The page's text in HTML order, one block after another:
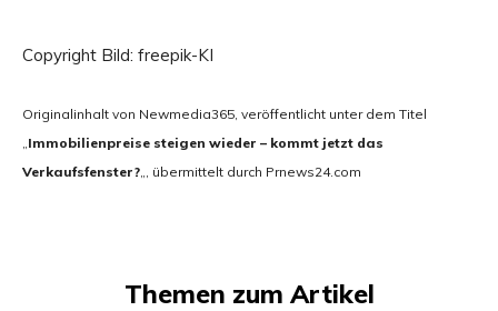
Copyright Bild: freepik-KI
Originalinhalt von Newmedia365, veröffentlicht unter dem Titel
Immobilienpreise steigen wieder – kommt jetzt das
Verkaufsfenster? „, übermittelt durch Prnews24.com
Themen zum Artikel